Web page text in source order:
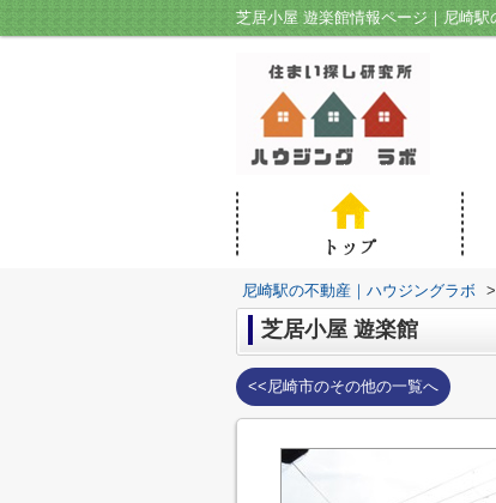
芝居小屋 遊楽館情報ページ｜尼崎
尼崎駅の不動産｜ハウジングラボ >
芝居小屋 遊楽館
<<尼崎市のその他の一覧へ